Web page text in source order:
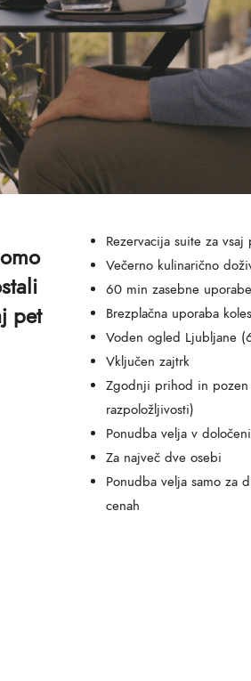
pet
Rezervacija suite za vsaj
Večerno kulinarično
60 min zasebne
Brezplačna uporaba koles
Voden ogled Ljubljane
Vključen zajtrk
Zgodnji prihod in
razpoložljivosti)
Ponudba velja v
Za največ dve osebi
Ponudba velja samo za
cenah